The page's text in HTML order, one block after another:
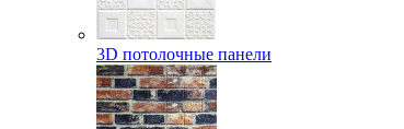
3D потолочные панели